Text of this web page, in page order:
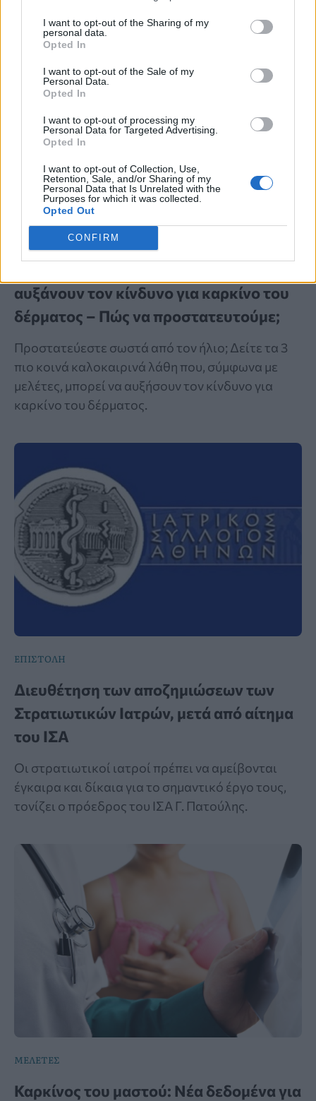
I want to opt-out of the Sharing of my
personal data.
Opted In
I want to opt-out of the Sale of my
Personal Data.
Opted In
I want to opt-out of processing my
Personal Data for Targeted Advertising.
Opted In
I want to opt-out of Collection, Use,
Retention, Sale, and/or Sharing of my
Personal Data that Is Unrelated with the
Purposes for which it was collected.
Opted Out
CONFIRM
ΠΟΙΑ ΕΙΝΑΙ;
αυξάνουν τον κίνδυνο για καρκίνο του
δέρματος – Πώς να προστατευτούμε;
Προστατεύεστε σωστά από τον ήλιο; Δείτε τα 3
πιο κοινά καλοκαιρινά λάθη που, σύμφωνα με
μελέτες, μπορεί να αυξήσουν τον κίνδυνο για
καρκίνο του δέρματος.
ΕΠΙΣΤΟΛΗ
Διευθέτηση των αποζημιώσεων των
Στρατιωτικών Ιατρών, μετά από αίτημα
του ΙΣΑ
Οι στρατιωτικοί ιατροί πρέπει να αμείβονται
έγκαιρα και δίκαια για το σημαντικό έργο τους,
τονίζει ο πρόεδρος του ΙΣΑ Γ. Πατούλης.
ΜΕΛΕΤΕΣ
Καρκίνος του μαστού: Νέα δεδομένα για